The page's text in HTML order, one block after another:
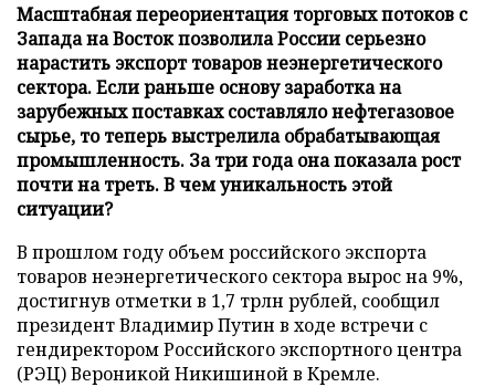
Масштабная переориентация торговых потоков с
Запада на Восток позволила России серьезно
нарастить экспорт товаров неэнергетического
сектора. Если раньше основу заработка на
зарубежных поставках составляло нефтегазовое
сырье, то теперь выстрелила обрабатывающая
промышленность. За три года она показала рост
почти на треть. В чем уникальность этой
ситуации?
В прошлом году объем российского экспорта
товаров неэнергетического сектора вырос на 9%,
достигнув отметки в 1,7 трлн рублей, сообщил
президент Владимир Путин в ходе встречи с
гендиректором Российского экспортного центра
(РЭЦ) Вероникой Никишиной в Кремле.